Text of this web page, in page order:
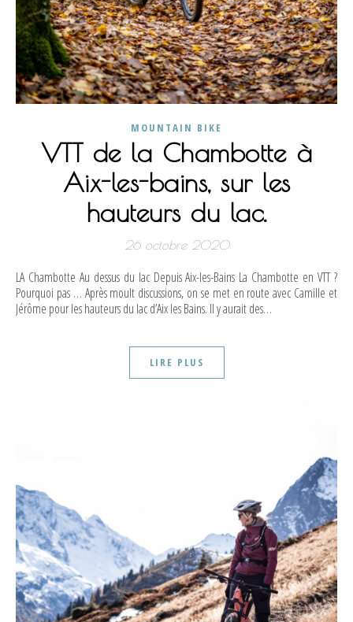
MOUNTAIN BIKE
VTT de la Chambotte à
Aix-les-bains, sur les
hauteurs du lac.
26 octobre 2020
LA Chambotte Au dessus du lac Depuis Aix-les-Bains La Chambotte en VTT ?
Pourquoi pas … Après moult discussions, on se met en route avec Camille et
Jérôme pour les hauteurs du lac d’Aix les Bains. Il y aurait des…
LIRE PLUS